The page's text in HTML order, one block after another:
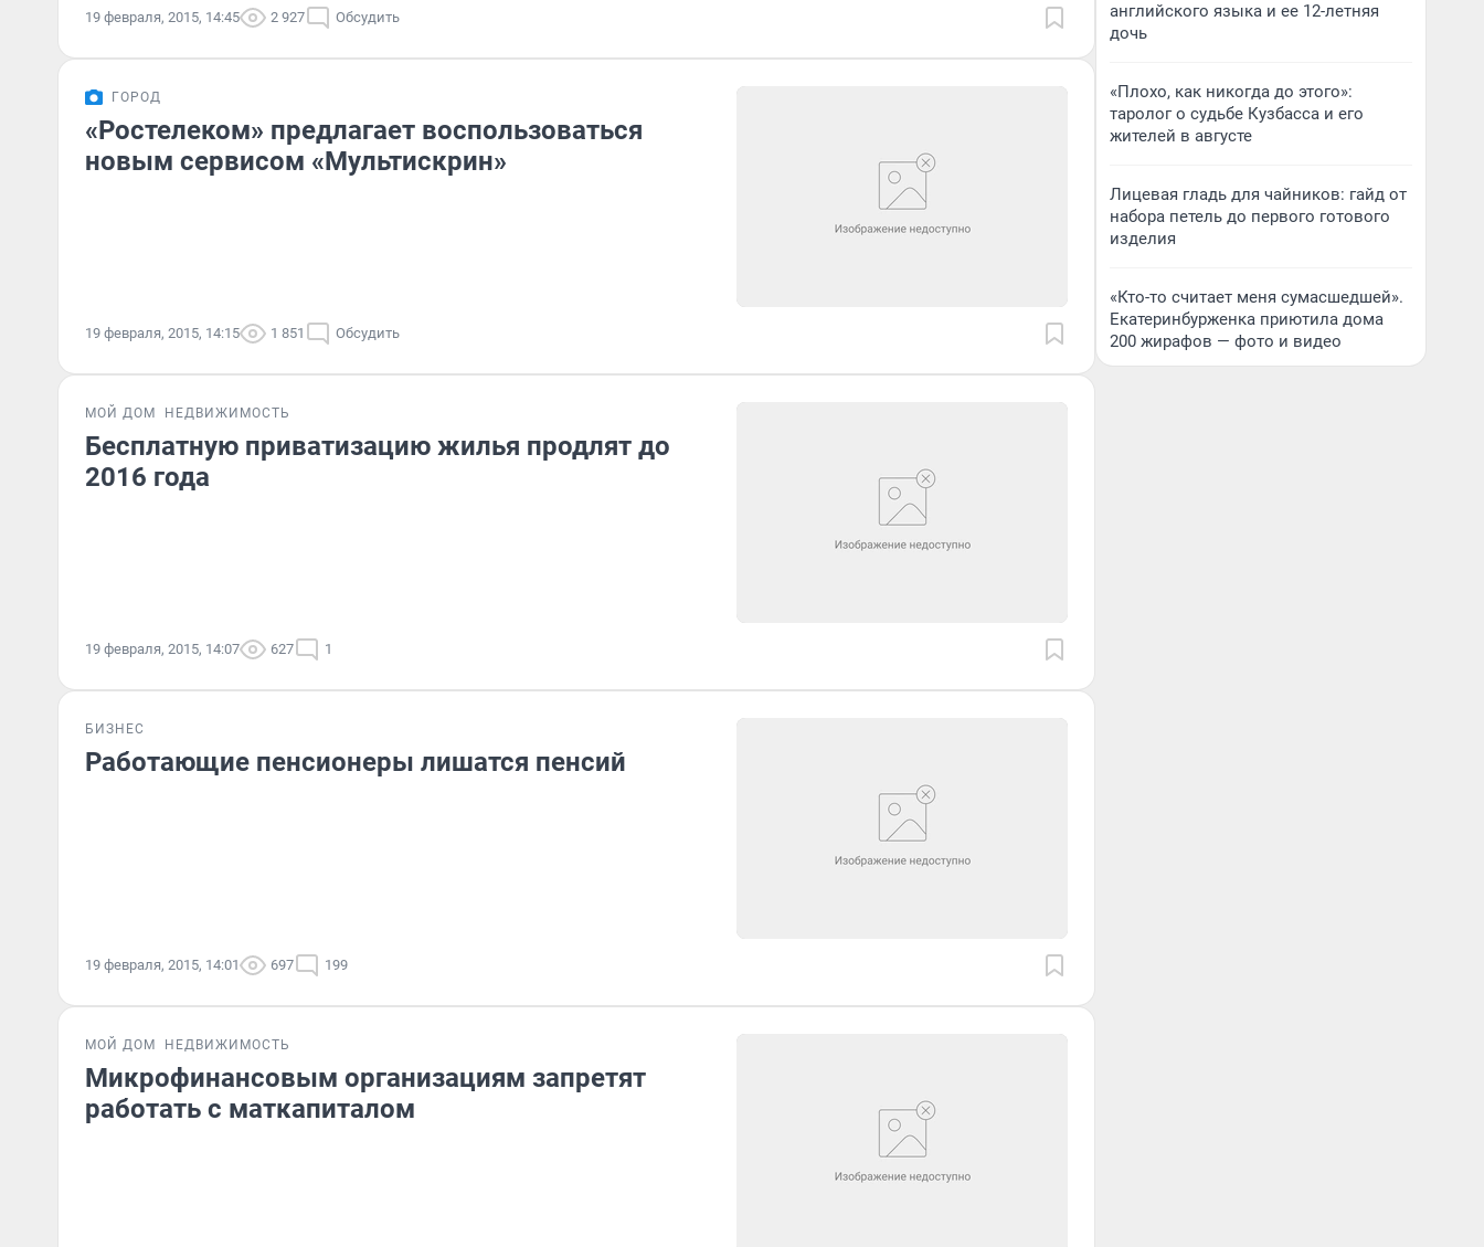
19 февраля, 2015, 14:45 2 927 Обсудить
ГОРОД
«Ростелеком» предлагает воспользоваться
новым сервисом «Мультискрин»
19 февраля, 2015, 14:15 1 851 Обсудить
МОЙ ДОМ НЕДВИЖИМОСТЬ
Бесплатную приватизацию жилья продлят до
2016 года
19 февраля, 2015, 14:07 627 1
БИЗНЕС
Работающие пенсионеры лишатся пенсий
19 февраля, 2015, 14:01 697 199
МОЙ ДОМ НЕДВИЖИМОСТЬ
Микрофинансовым организациям запретят
работать с маткапиталом
английского языка и ее 12-летняя
дочь
«Плохо, как никогда до этого»:
таролог о судьбе Кузбасса и его
жителей в августе
Лицевая гладь для чайников: гайд от
набора петель до первого готового
изделия
«Кто-то считает меня сумасшедшей».
Екатеринбурженка приютила дома
200 жирафов — фото и видео